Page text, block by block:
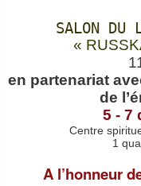
SALON DU
«
en partenariat
de
5 - 7
Centre
1
A l’honneur